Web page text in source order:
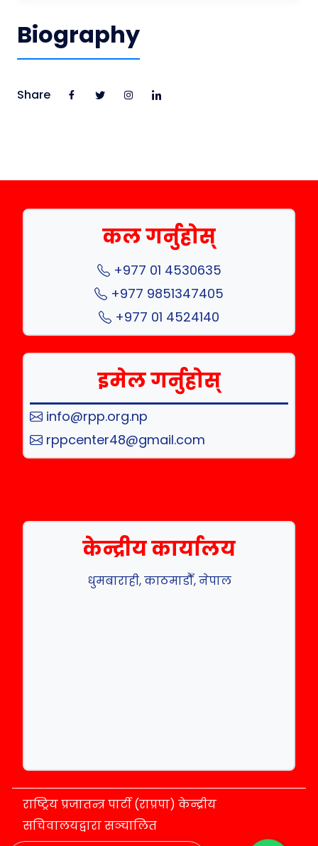
Biography
Share
कल गर्नुहोस्
+977 01 4530635
+977 9851347405
+977 01 4524140
इमेल गर्नुहोस्
info@rpp.org.np
rppcenter48@gmail.com
केन्द्रीय कार्यालय
धुमबाराही, काठमाडौँ, नेपाल
राष्ट्रिय प्रजातन्त्र पार्टी (राप्रपा) केन्द्रीय
सचिवालयद्वारा सञ्चालित